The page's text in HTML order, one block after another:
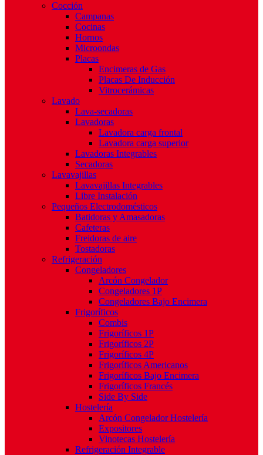
Cocción
Campanas
Cocinas
Hornos
Microondas
Placas
Encimeras de Gas
Placas De Inducción
Vitrocerámicas
Lavado
Lava-secadoras
Lavadoras
Lavadora carga frontal
Lavadora carga superior
Lavadoras Integrables
Secadoras
Lavavajillas
Lavavajillas Integrables
Libre Instalación
Pequeños Electrodomésticos
Batidoras y Amasadoras
Cafeteras
Freidoras de aire
Tostadoras
Refrigeración
Congeladores
Arcón Congelador
Congeladores 1P
Congeladores Bajo Encimera
Frigoríficos
Combis
Frigoríficos 1P
Frigoríficos 2P
Frigoríficos 4P
Frigoríficos Americanos
Frigoríficos Bajo Encimera
Frigoríficos Francés
Side By Side
Hostelería
Arcón Congelador Hostelería
Expositores
Vinotecas Hostelería
Refrigeración Integrable